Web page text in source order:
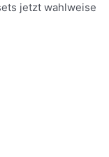
jetzt wahlweise